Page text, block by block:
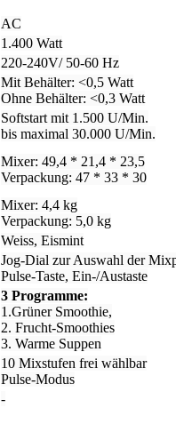
AC
1.400 Watt
220-240V/ 50-60 Hz
Mit Behälter: <0,5 Watt
Ohne Behälter: <0,3 Watt
Softstart mit 1.500 U/Min.
bis maximal 30.000 U/Min.
Mixer: 49,4 * 21,4 * 23,5
Verpackung: 47 * 33 * 30
Mixer: 4,4 kg
Verpackung: 5,0 kg
Weiss, Eismint
Jog-Dial zur Auswahl der
Pulse-Taste, Ein-/Austaste
3 Programme:
1.Grüner Smoothie,
2. Frucht-Smoothies
3. Warme Suppen
10 Mixstufen frei wählbar
Pulse-Modus
-